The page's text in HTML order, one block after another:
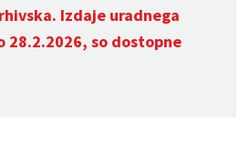
Izdaje uradnega
28.2.2026, so dostopne